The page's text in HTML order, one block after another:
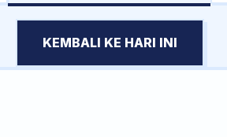
KEMBALI KE HARI INI